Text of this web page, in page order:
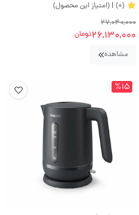
(0)
| (امتیاز این محصول)
27,040,000
26,130,000تومان
مشاهده
%15